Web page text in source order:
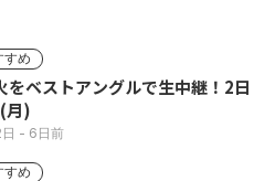
すめ
をベストアングルで生中継！2日
月)
- 6日前
すめ